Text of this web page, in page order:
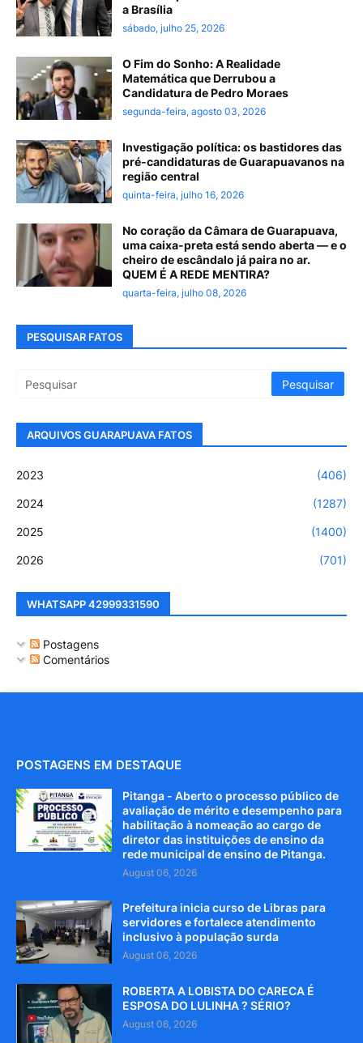
a Brasília
sábado, julho 25, 2026
O Fim do Sonho: A Realidade
Matemática que Derrubou a
Candidatura de Pedro Moraes
segunda-feira, agosto 03, 2026
Investigação política: os bastidores das
pré-candidaturas de Guarapuavanos na
região central
quinta-feira, julho 16, 2026
No coração da Câmara de Guarapuava,
uma caixa-preta está sendo aberta — e o
cheiro de escândalo já paira no ar.
QUEM É A REDE MENTIRA?
quarta-feira, julho 08, 2026
PESQUISAR FATOS
ARQUIVOS GUARAPUAVA FATOS
2023 (406)
2024 (1287)
2025 (1400)
2026 (701)
WHATSAPP 42999331590
Postagens
Comentários
POSTAGENS EM DESTAQUE
Pitanga - Aberto o processo público de
avaliação de mérito e desempenho para
habilitação à nomeação ao cargo de
diretor das instituições de ensino da
rede municipal de ensino de Pitanga.
August 06, 2026
Prefeitura inicia curso de Libras para
servidores e fortalece atendimento
inclusivo à população surda
August 06, 2026
ROBERTA A LOBISTA DO CARECA É
ESPOSA DO LULINHA ? SÉRIO?
August 06, 2026